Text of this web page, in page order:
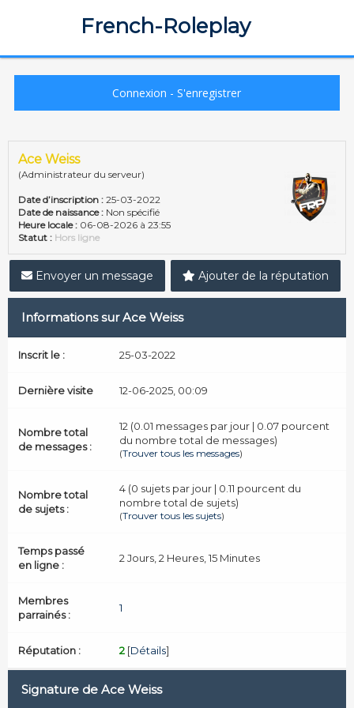
French-Roleplay
Connexion -S'enregistrer
Ace Weiss
(Administrateur du serveur)
Date d’inscription : 25-03-2022
Date de naissance : Non spécifié
Heure locale : 06-08-2026 à 23:55
Statut : Hors ligne
Envoyer un message Ajouter de la réputation
Informations sur Ace Weiss
Inscrit le : 25-03-2022
Dernière visite 12-06-2025, 00:09
Nombre total
de messages :
12 (0.01 messages par jour | 0.07 pourcent
du nombre total de messages)
(Trouver tous les messages)
Nombre total
de sujets :
4 (0 sujets par jour | 0.11 pourcent du
nombre total de sujets)
(Trouver tous les sujets)
Temps passé
en ligne :
2 Jours, 2 Heures, 15 Minutes
Membres
parrainés :
1
Réputation : 2 [Détails]
Signature de Ace Weiss